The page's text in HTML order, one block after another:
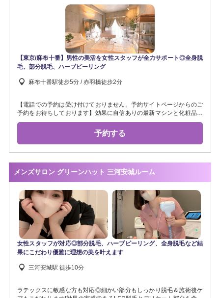
【東京/麻布十番】男性の美活を女性スタッフが全力サポート◎全身脱
毛、部分脱毛、ハーブピーリング
麻布十番駅徒歩5分 / 赤羽橋徒歩2分
【電話での予約は受け付けておりません。予約サイトページからのご
予約をお待ちしております】効果に自信ありの最新マシンと化粧品を
取り揃えております。【女性スタッフが丁寧に男性のお悩みを解決し
ていきます🧡】《シャワー完備》メンズ脱毛/ハーブピーリング/部分脱
予約する
メンズサロン グリーンハット 三河安城ルーム
女性スタッフが対応◎部分脱毛、ハーブピーリング、全身脱毛など結
果にこだわり優雅に理想の美を叶えます
三河安城駅 徒歩10分
ラテックスに敏感な方も対応◎細かい部分もしっかり脱毛＆施術後ケ